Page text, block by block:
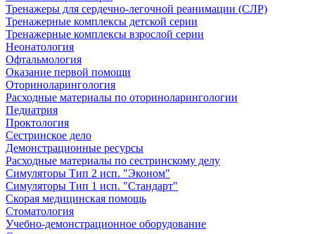
Тренажеры для сердечно-легочной реанимации (СЛР)
Тренажерные комплексы детской серии
Тренажерные комплексы взрослой серии
Неонатология
Офтальмология
Оказание первой помощи
Оториноларингология
Расходные материалы по оториноларингологии
Педиатрия
Проктология
Сестринское дело
Демонстрационные ресурсы
Расходные материалы по сестринскому делу
Симуляторы Тип 2 исп. "Эконом"
Симуляторы Тип 1 исп. "Стандарт"
Скорая медицинская помощь
Стоматология
Учебно-демонстрационное оборудование